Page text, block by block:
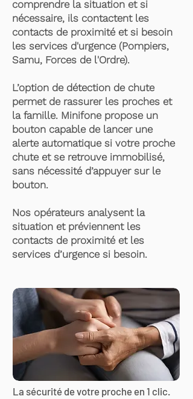
comprendre la situation et si
nécessaire, ils contactent les
contacts de proximité et si besoin
les services d'urgence (Pompiers,
Samu, Forces de l'Ordre).
L’option de détection de chute
permet de rassurer les proches et
la famille. Minifone propose un
bouton capable de lancer une
alerte automatique si votre proche
chute et se retrouve immobilisé,
sans nécessité d’appuyer sur le
bouton.
Nos opérateurs analysent la
situation et préviennent les
contacts de proximité et les
services d’urgence si besoin.
La sécurité de votre proche en 1 clic.